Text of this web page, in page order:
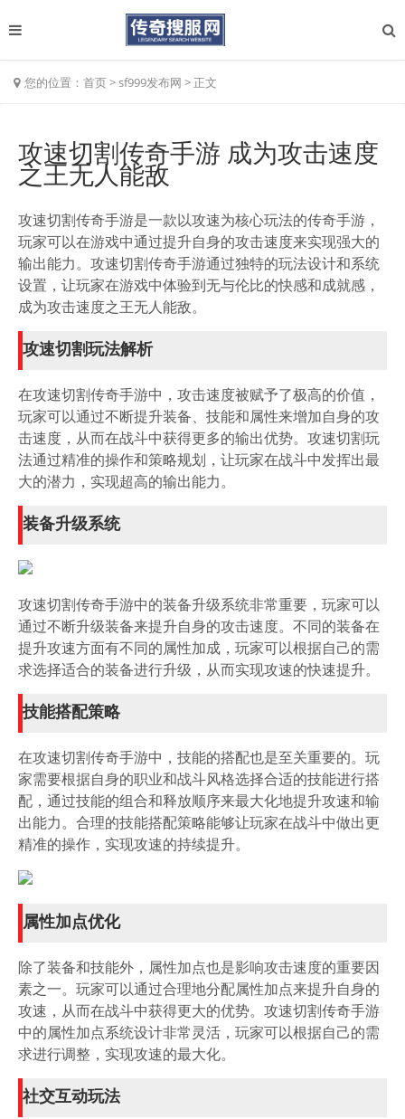
您的位置： 首页>sf999发布网 > 正文
攻速切割传奇手游 成为攻击速度
之王无人能敌
攻速切割传奇手游是一款以攻速为核心玩法的传奇手游，
玩家可以在游戏中通过提升自身的攻击速度来实现强大的
输出能力。攻速切割传奇手游通过独特的玩法设计和系统
设置，让玩家在游戏中体验到无与伦比的快感和成就感，
成为攻击速度之王无人能敌。
攻速切割玩法解析
在攻速切割传奇手游中，攻击速度被赋予了极高的价值，
玩家可以通过不断提升装备、技能和属性来增加自身的攻
击速度，从而在战斗中获得更多的输出优势。攻速切割玩
法通过精准的操作和策略规划，让玩家在战斗中发挥出最
大的潜力，实现超高的输出能力。
装备升级系统
攻速切割传奇手游中的装备升级系统非常重要，玩家可以
通过不断升级装备来提升自身的攻击速度。不同的装备在
提升攻速方面有不同的属性加成，玩家可以根据自己的需
求选择适合的装备进行升级，从而实现攻速的快速提升。
技能搭配策略
在攻速切割传奇手游中，技能的搭配也是至关重要的。玩
家需要根据自身的职业和战斗风格选择合适的技能进行搭
配，通过技能的组合和释放顺序来最大化地提升攻速和输
出能力。合理的技能搭配策略能够让玩家在战斗中做出更
精准的操作，实现攻速的持续提升。
属性加点优化
除了装备和技能外，属性加点也是影响攻击速度的重要因
素之一。玩家可以通过合理地分配属性加点来提升自身的
攻速，从而在战斗中获得更大的优势。攻速切割传奇手游
中的属性加点系统设计非常灵活，玩家可以根据自己的需
求进行调整，实现攻速的最大化。
社交互动玩法